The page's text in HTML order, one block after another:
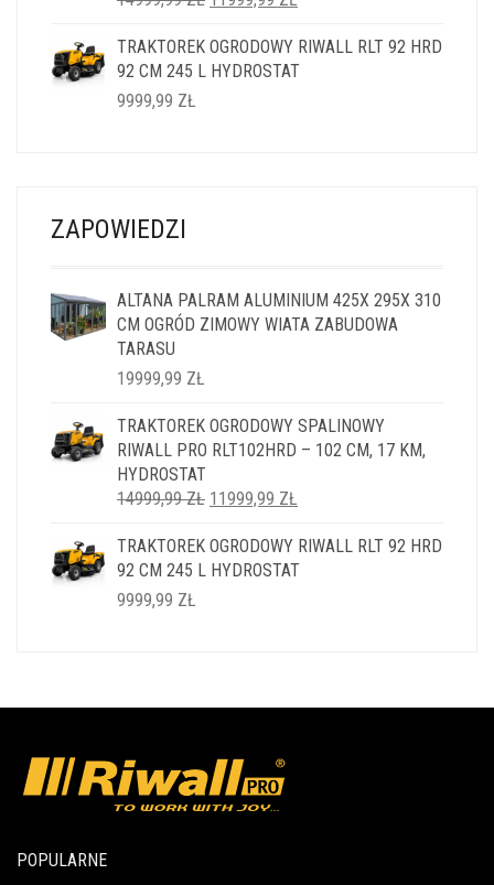
WYNOSIŁA:
14999,99 ZŁ.
WYNOSI:
11999,99 ZŁ.
TRAKTOREK OGRODOWY RIWALL RLT 92 HRD
92 CM 245 L HYDROSTAT
9999,99 ZŁ
ZAPOWIEDZI
ALTANA PALRAM ALUMINIUM 425X 295X 310
CM OGRÓD ZIMOWY WIATA ZABUDOWA
TARASU
19999,99 ZŁ
TRAKTOREK OGRODOWY SPALINOWY
RIWALL PRO RLT102HRD – 102 CM, 17 KM,
HYDROSTAT
14999,99ZŁ PIERWOTNA
WYNOSIŁA:
14999,99 ZŁ.
11999,99 ZŁ
WYNOSI:
11999,99 ZŁ.
TRAKTOREK OGRODOWY RIWALL RLT 92 HRD
92 CM 245 L HYDROSTAT
9999,99 ZŁ
POPULARNE